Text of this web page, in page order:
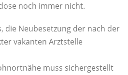
noch immer nicht.
die Neubesetzung der nach der
vakanten Arztstelle
muss sichergestellt